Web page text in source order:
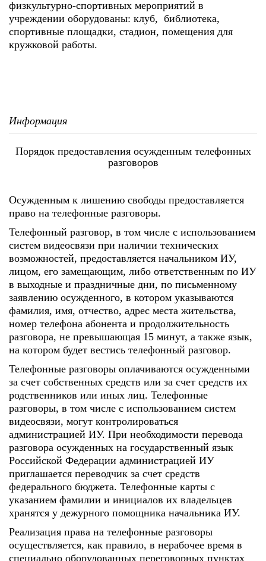
физкультурно-спортивных мероприятий в
учреждении оборудованы: клуб, библиотека,
спортивные площадки, стадион, помещения для
кружковой работы.
Информация
Порядок предоставления осужденным телефонных
разговоров
Осужденным к лишению свободы предоставляется
право на телефонные разговоры.
Телефонный разговор, в том числе с использованием
систем видеосвязи при наличии технических
возможностей, предоставляется начальником ИУ,
лицом, его замещающим, либо ответственным по ИУ
в выходные и праздничные дни, по письменному
заявлению осужденного, в котором указываются
фамилия, имя, отчество, адрес места жительства,
номер телефона абонента и продолжительность
разговора, не превышающая 15 минут, а также язык,
на котором будет вестись телефонный разговор.
Телефонные разговоры оплачиваются осужденными
за счет собственных средств или за счет средств их
родственников или иных лиц. Телефонные
разговоры, в том числе с использованием систем
видеосвязи, могут контролироваться
администрацией ИУ. При необходимости перевода
разговора осужденных на государственный язык
Российской Федерации администрацией ИУ
приглашается переводчик за счет средств
федерального бюджета. Телефонные карты с
указанием фамилии и инициалов их владельцев
хранятся у дежурного помощника начальника ИУ.
Реализация права на телефонные разговоры
осуществляется, как правило, в нерабочее время в
специально оборудованных переговорных пунктах